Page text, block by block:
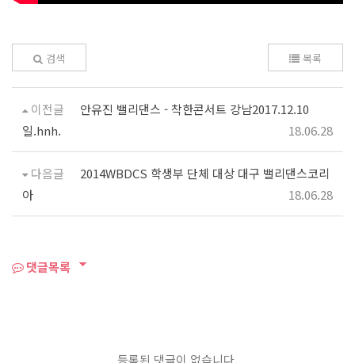
검색 목록
이전글
안유진 밸리댄스 - 착한콘서트 강남2017.12.10
일.hnh.
18.06.28
다음글
2014WBDCS 학생부 단체 대상 대구 밸리댄스코리
아
18.06.28
댓글목록
등록된 댓글이 없습니다.